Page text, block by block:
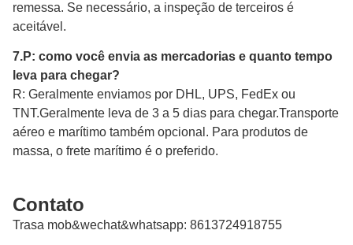
remessa. Se necessário, a inspeção de terceiros é
aceitável.
7.P: como você envia as mercadorias e quanto tempo
leva para chegar?
R: Geralmente enviamos por DHL, UPS, FedEx ou
TNT.Geralmente leva de 3 a 5 dias para chegar.Transporte
aéreo e marítimo também opcional. Para produtos de
massa, o frete marítimo é o preferido.
Contato
Trasa mob&wechat&whatsapp: 8613724918755